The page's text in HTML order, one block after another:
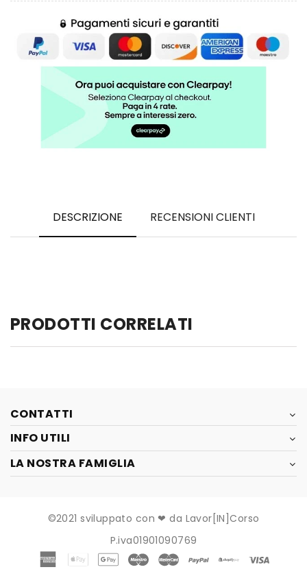
DESCRIZIONE RECENSIONI CLIENTI
PRODOTTI CORRELATI
CONTATTI
INFO UTILI
LA NOSTRA FAMIGLIA
©2021 sviluppato con ❤ da Lavor[IN]Corso
P.iva01901090769